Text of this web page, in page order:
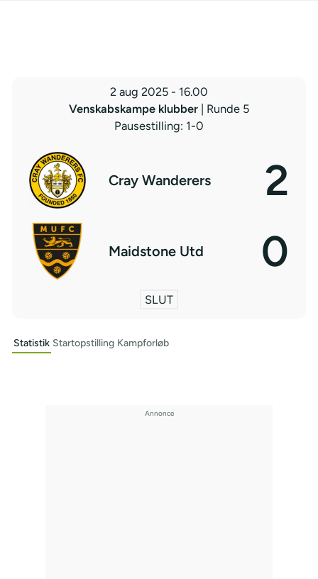
2 aug 2025 - 16.00
Venskabskampe klubber
| Runde 5
Pausestilling: 1-0
Cray Wanderers 2
Maidstone Utd 0
SLUT
Statistik Startopstilling Kampforløb